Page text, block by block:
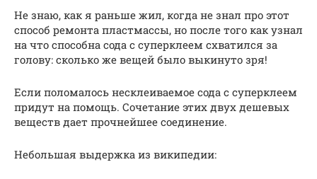
Не знаю, как я раньше жил, когда не знал про этот
способ ремонта пластмассы, но после того как узнал
на что способна сода с суперклеем схватился за
голову: сколько же вещей было выкинуто зря!
Если поломалось несклеиваемое сода с суперклеем
придут на помощь. Сочетание этих двух дешевых
веществ дает прочнейшее соединение.
Небольшая выдержка из википедии: